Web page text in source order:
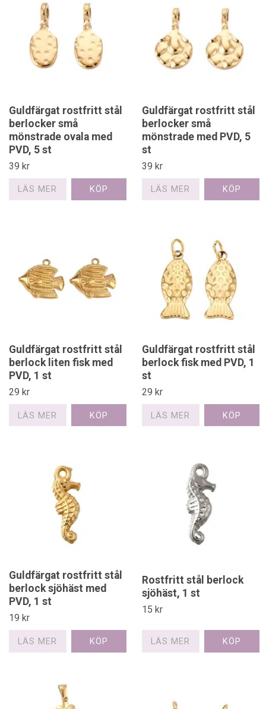
Guldfärgat rostfritt stål
berlocker små
mönstrade ovala med
PVD, 5 st
39 kr
LÄS MER
Guldfärgat rostfritt stål
berlocker små
mönstrade med PVD, 5
st
39 kr
LÄS MER
Guldfärgat rostfritt stål
berlock liten fisk med
PVD, 1 st
29 kr
LÄS MER
Guldfärgat rostfritt stål
berlock fisk med PVD, 1
st
29 kr
LÄS MER
Guldfärgat rostfritt stål
berlock sjöhäst med
PVD, 1 st
19 kr
LÄS MER
Rostfritt stål berlock
sjöhäst, 1 st
15 kr
LÄS MER